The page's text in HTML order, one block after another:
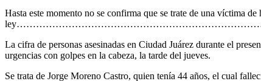
Hasta este momento no se confirma que se trate de una víctima
La cifra de personas asesinadas en Ciudad Juárez durante el
urgencias con golpes en la cabeza, la tarde del jueves.
Se trata de Jorge Moreno Castro, quien tenía 44 años, el cual